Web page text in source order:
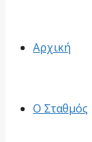
Αρχική
Ο Σταθμός